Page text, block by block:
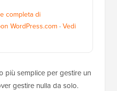
completa di
WordPress.com · Vedi
più semplice per gestire un
gestire nulla da solo.